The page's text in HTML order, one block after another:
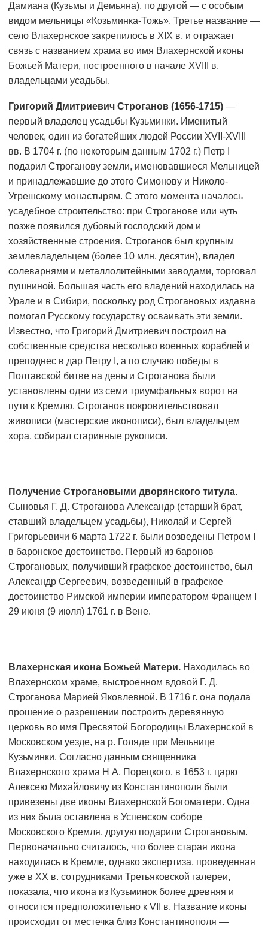
Дамиана (Кузьмы и Демьяна), по другой — с особым
видом мельницы «Козьминка-Тожь». Третье название —
село Влахернское закрепилось в XIX в. и отражает
связь с названием храма во имя Влахернской иконы
Божьей Матери, построенного в начале XVIII в.
владельцами усадьбы.
Григорий Дмитриевич Строганов (1656-1715) —
первый владелец усадьбы Кузьминки. Именитый
человек, один из богатейших людей России XVII-XVIII
вв. В 1704 г. (по некоторым данным 1702 г.) Петр I
подарил Строганову земли, именовавшиеся Мельницей
и принадлежавшие до этого Симонову и Николо-
Угрешскому монастырям. С этого момента началось
усадебное строительство: при Строганове или чуть
позже появился дубовый господский дом и
хозяйственные строения. Строганов был крупным
землевладельцем (более 10 млн. десятин), владел
солеварнями и металлолитейными заводами, торговал
пушниной. Большая часть его владений находилась на
Урале и в Сибири, поскольку род Строгановых издавна
помогал Русскому государству осваивать эти земли.
Известно, что Григорий Дмитриевич построил на
собственные средства несколько военных кораблей и
преподнес в дар Петру I, а по случаю победы в
Полтавской битве на деньги Строганова были
установлены одни из семи триумфальных ворот на
пути к Кремлю. Строганов покровительствовал
живописи (мастерские иконописи), был владельцем
хора, собирал старинные рукописи.
Получение Строгановыми дворянского титула.
Сыновья Г. Д. Строганова Александр (старший брат,
ставший владельцем усадьбы), Николай и Сергей
Григорьевичи 6 марта 1722 г. были возведены Петром I
в баронское достоинство. Первый из баронов
Строгановых, получивший графское достоинство, был
Александр Сергеевич, возведенный в графское
достоинство Римской империи императором Францем I
29 июня (9 июля) 1761 г. в Вене.
Влахернская икона Божьей Матери. Находилась во
Влахернском храме, выстроенном вдовой Г. Д.
Строганова Марией Яковлевной. В 1716 г. она подала
прошение о разрешении построить деревянную
церковь во имя Пресвятой Богородицы Влахернской в
Московском уезде, на р. Голяде при Мельнице
Кузьминки. Согласно данным священника
Влахернского храма Н А. Порецкого, в 1653 г. царю
Алексею Михайловичу из Константинополя были
привезены две иконы Влахернской Богоматери. Одна
из них была оставлена в Успенском соборе
Московского Кремля, другую подарили Строгановым.
Первоначально считалось, что более старая икона
находилась в Кремле, однако экспертиза, проведенная
уже в XX в. сотрудниками Третьяковской галереи,
показала, что икона из Кузьминок более древняя и
относится предположительно к VII в. Название иконы
происходит от местечка близ Константинополя —